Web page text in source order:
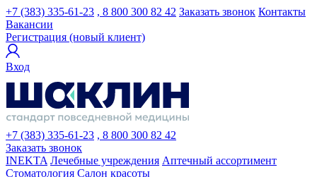
+7 (383) 335-61-23 , 8 800 300 82 42 Заказать звонок Контакты
Вакансии
Регистрация (новый клиент)
Вход
+7 (383) 335-61-23 , 8 800 300 82 42
Заказать звонок
INEKTA Лечебные учреждения Аптечный ассортимент
Стоматология Салон красоты